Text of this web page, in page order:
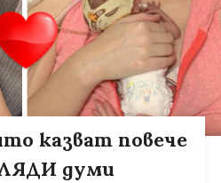
казват повече
думи